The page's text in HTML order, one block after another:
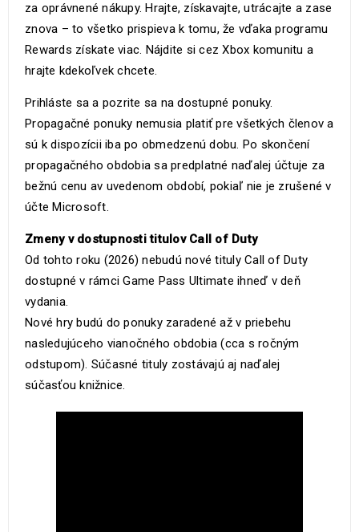
za oprávnené nákupy. Hrajte, získavajte, utrácajte a zase
znova – to všetko prispieva k tomu, že vďaka programu
Rewards získate viac. Nájdite si cez Xbox komunitu a
hrajte kdekoľvek chcete.
Prihláste sa a pozrite sa na dostupné ponuky.
Propagačné ponuky nemusia platiť pre všetkých členov a
sú k dispozícii iba po obmedzenú dobu. Po skončení
propagačného obdobia sa predplatné naďalej účtuje za
bežnú cenu av uvedenom období, pokiaľ nie je zrušené v
účte Microsoft.
Zmeny v dostupnosti titulov Call of Duty
Od tohto roku (2026) nebudú nové tituly Call of Duty
dostupné v rámci Game Pass Ultimate ihneď v deň
vydania.
Nové hry budú do ponuky zaradené až v priebehu
nasledujúceho vianočného obdobia (cca s ročným
odstupom). Súčasné tituly zostávajú aj naďalej
súčasťou knižnice.